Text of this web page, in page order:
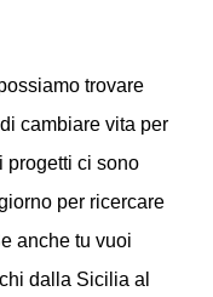
trovare
cambiare vita per
progetti ci sono
per ricercare
anche tu vuoi
dalla Sicilia al